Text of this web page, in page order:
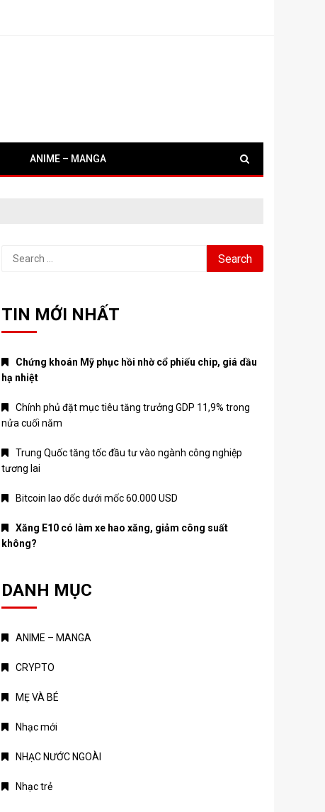
ANIME – MANGA
Search
TIN MỚI NHẤT
Chứng khoán Mỹ phục hồi nhờ cổ phiếu chip, giá dầu
hạ nhiệt
Chính phủ đặt mục tiêu tăng trưởng GDP 11,9% trong
nửa cuối năm
Trung Quốc tăng tốc đầu tư vào ngành công nghiệp
tương lai
Bitcoin lao dốc dưới mốc 60.000 USD
Xăng E10 có làm xe hao xăng, giảm công suất
không?
DANH MỤC
ANIME – MANGA
CRYPTO
MẸ VÀ BÉ
Nhạc mới
NHẠC NƯỚC NGOÀI
Nhạc trẻ